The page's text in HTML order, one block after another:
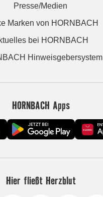
Presse/Medien
Marken von HORNBACH
bei HORNBACH
Hinweisgebersystem
HORNBACH Apps
Hier fließt Herzblut